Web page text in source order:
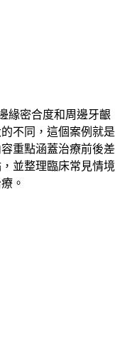
緣密合度和周邊牙齦
不同，這個案例就是
重點涵蓋治療前後差
並整理臨床常見情境
。